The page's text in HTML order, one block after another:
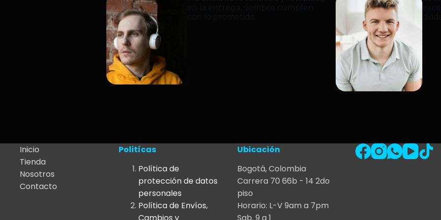
Inicio
Tienda
Nosotros
Contacto
Politícas
Política de
protección de datos
personales
Política de Envíos,
Ubicación
Bogotá, Colombia
Carrera 70 66b - 14 2do
piso
Horario: L-V 9am a 7pm